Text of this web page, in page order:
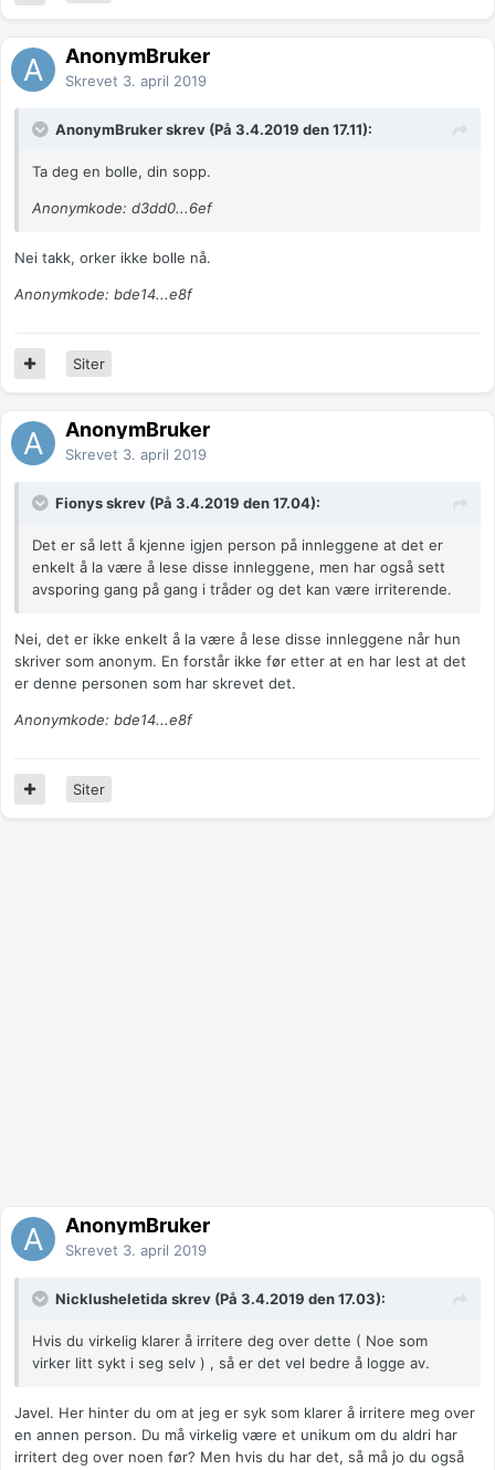
AnonymBruker
Skrevet 3. april 2019
AnonymBruker skrev (På 3.4.2019 den 17.11):
Ta deg en bolle, din sopp.
Anonymkode: d3dd0...6ef
Nei takk, orker ikke bolle nå.
Anonymkode: bde14...e8f
Siter
AnonymBruker
Skrevet 3. april 2019
Fionys skrev (På 3.4.2019 den 17.04):
Det er så lett å kjenne igjen person på innleggene at det er
enkelt å la være å lese disse innleggene, men har også sett
avsporing gang på gang i tråder og det kan være irriterende.
Nei, det er ikke enkelt å la være å lese disse innleggene når hun
skriver som anonym. En forstår ikke før etter at en har lest at det
er denne personen som har skrevet det.
Anonymkode: bde14...e8f
Siter
AnonymBruker
Skrevet 3. april 2019
Nicklusheletida skrev (På 3.4.2019 den 17.03):
Hvis du virkelig klarer å irritere deg over dette ( Noe som
virker litt sykt i seg selv ) , så er det vel bedre å logge av.
Javel. Her hinter du om at jeg er syk som klarer å irritere meg over
en annen person. Du må virkelig være et unikum om du aldri har
irritert deg over noen før? Men hvis du har det, så må jo du også